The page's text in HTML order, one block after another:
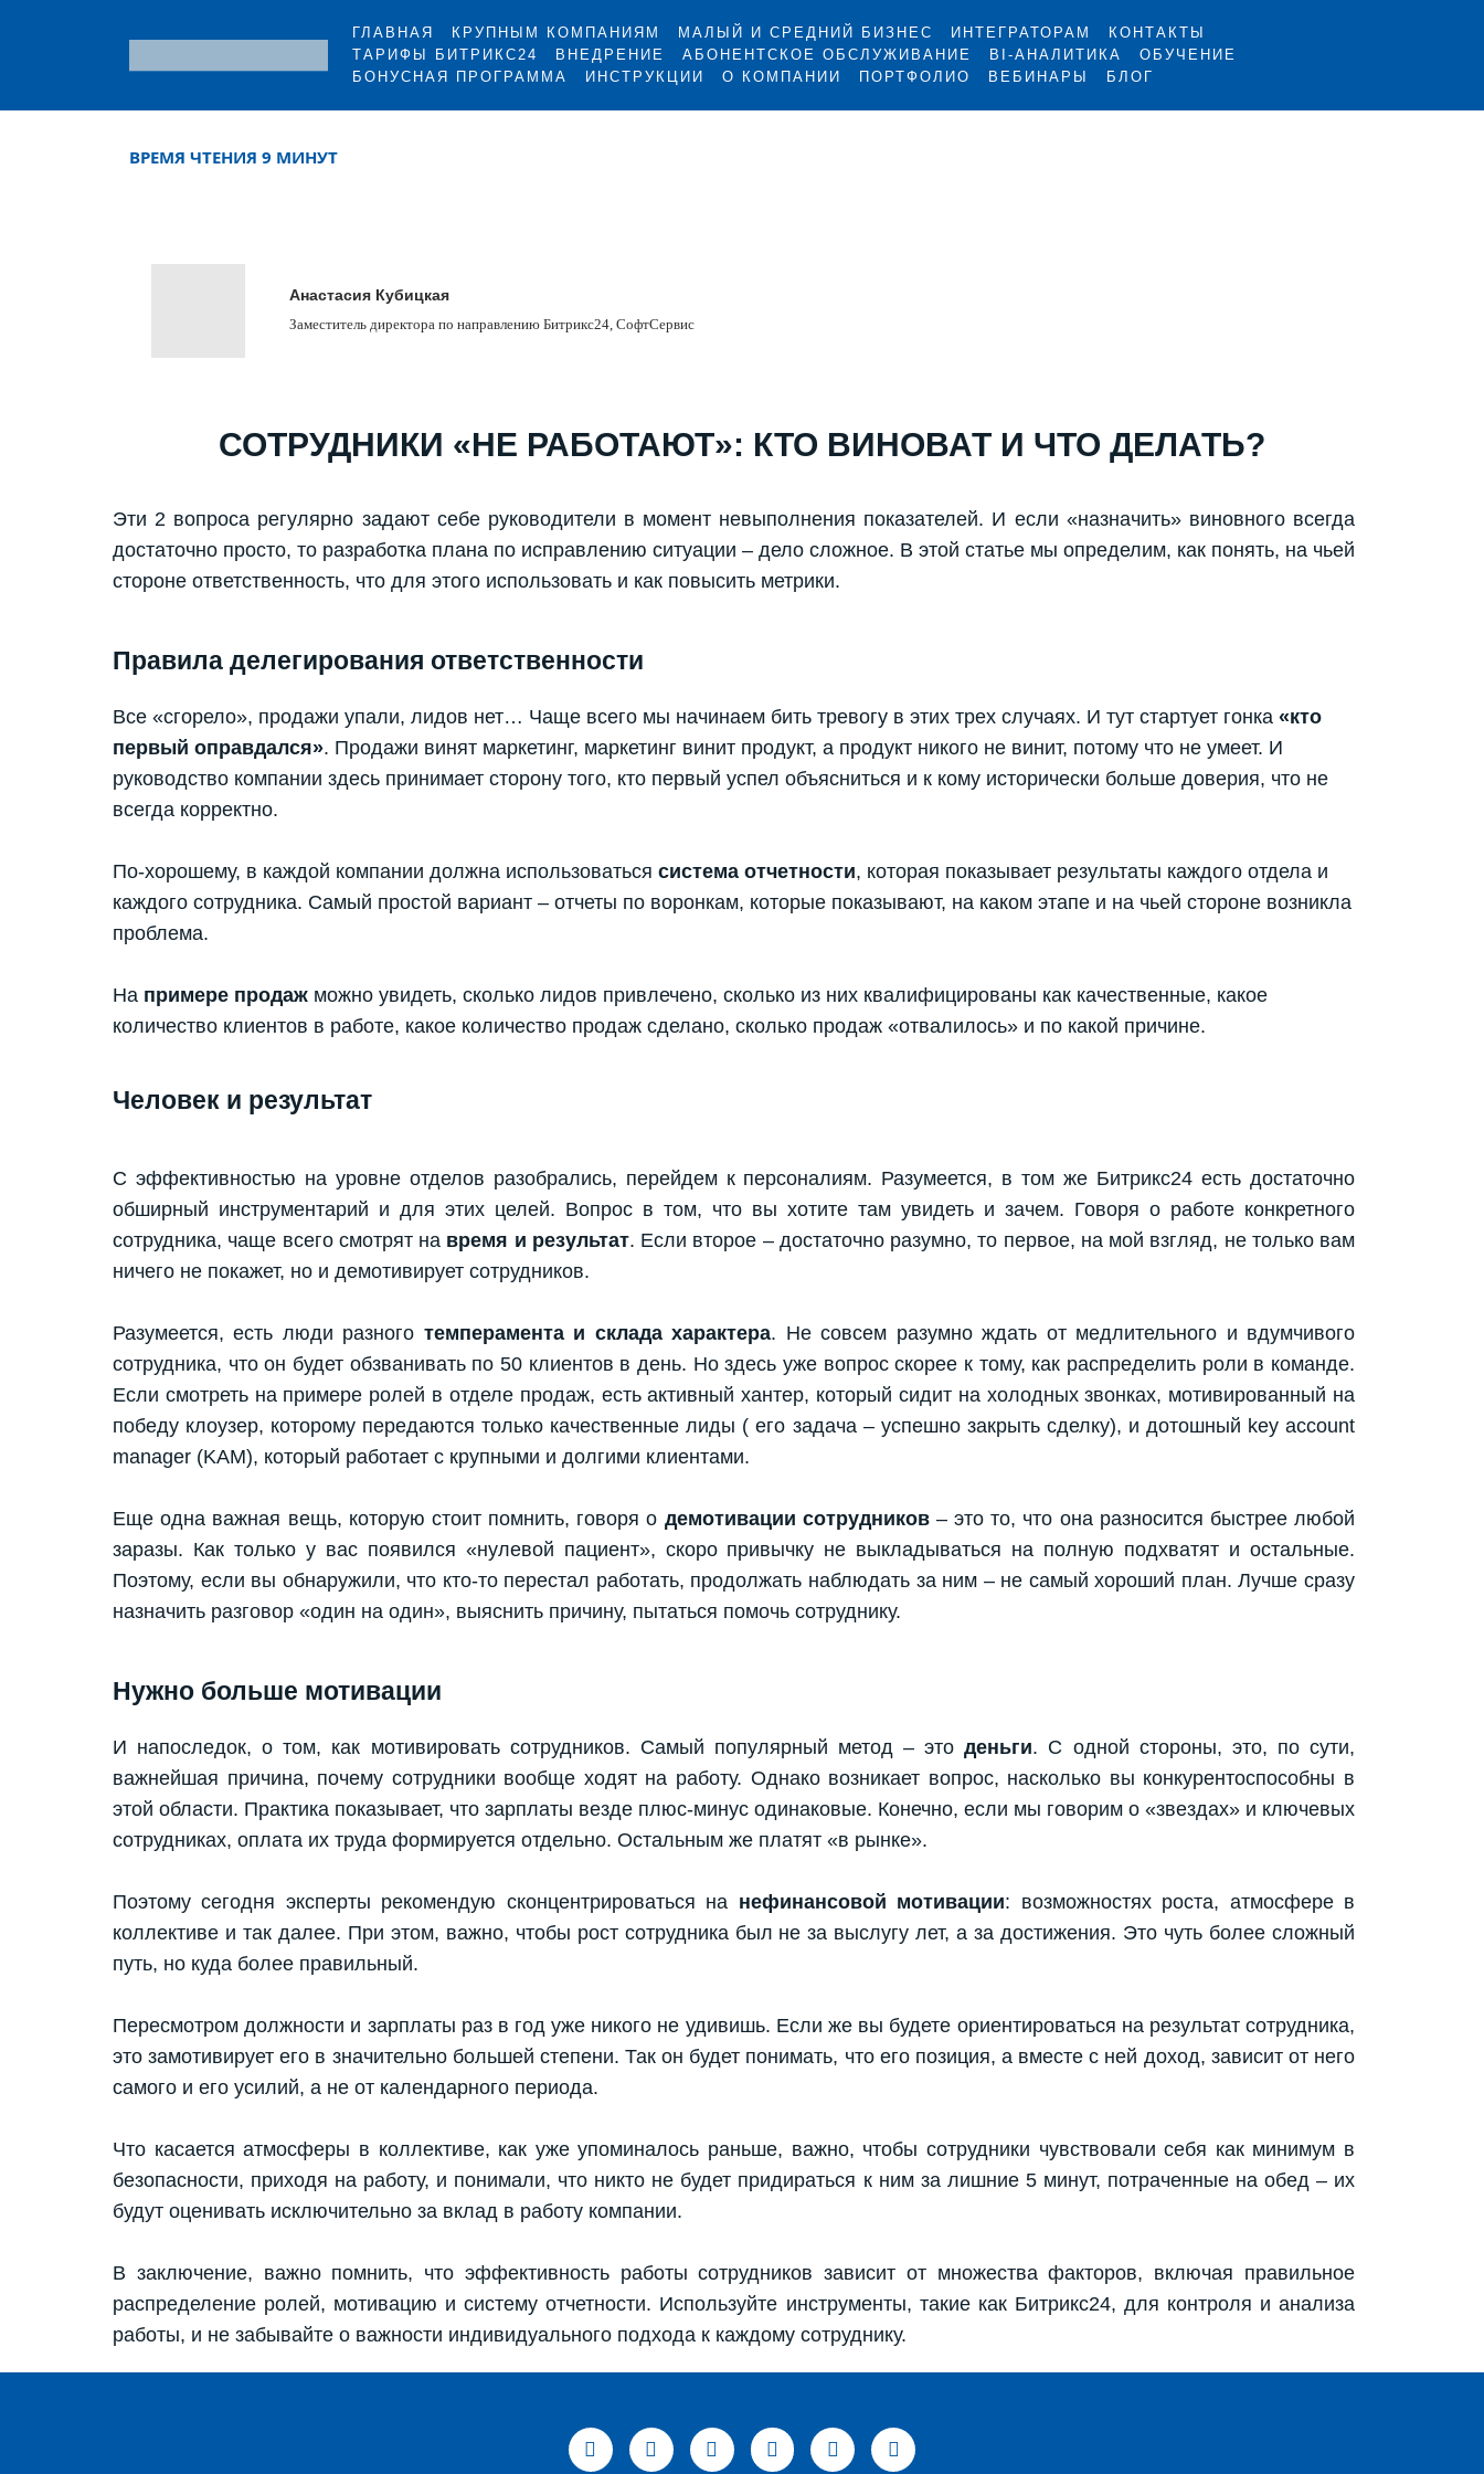
ГЛАВНАЯ КРУПНЫМ КОМПАНИЯМ МАЛЫЙ И СРЕДНИЙ БИЗНЕС ИНТЕГРАТОРАМ
КОНТАКТЫ
ТАРИФЫ БИТРИКС24
ВНЕДРЕНИЕ АБОНЕНТСКОЕ ОБСЛУЖИВАНИЕ BI-АНАЛИТИКА
ОБУЧЕНИЕ
БОНУСНАЯ ПРОГРАММА
ИНСТРУКЦИИ О КОМПАНИИ ПОРТФОЛИО ВЕБИНАРЫ БЛОГ
ВРЕМЯ ЧТЕНИЯ 9 МИНУТ
Анастасия Кубицкая
Заместитель директора по направлению Битрикс24, СофтСервис
СОТРУДНИКИ «НЕ РАБОТАЮТ»: КТО ВИНОВАТ И ЧТО ДЕЛАТЬ?
Эти 2 вопроса регулярно задают себе руководители в момент невыполнения показателей. И если «назначить» виновного всегда
достаточно просто, то разработка плана по исправлению ситуации – дело сложное. В этой статье мы определим, как понять, на чьей
стороне ответственность, что для этого использовать и как повысить метрики.
Правила делегирования ответственности
Все «сгорело», продажи упали, лидов нет… Чаще всего мы начинаем бить тревогу в этих трех случаях. И тут стартует гонка «кто
первый оправдался». Продажи винят маркетинг, маркетинг винит продукт, а продукт никого не винит, потому что не умеет. И
руководство компании здесь принимает сторону того, кто первый успел объясниться и к кому исторически больше доверия, что не
всегда корректно.
По-хорошему, в каждой компании должна использоваться система отчетности, которая показывает результаты каждого отдела и
каждого сотрудника. Самый простой вариант – отчеты по воронкам, которые показывают, на каком этапе и на чьей стороне возникла
проблема.
На примере продаж можно увидеть, сколько лидов привлечено, сколько из них квалифицированы как качественные, какое
количество клиентов в работе, какое количество продаж сделано, сколько продаж «отвалилось» и по какой причине.
Человек и результат
С эффективностью на уровне отделов разобрались, перейдем к персоналиям. Разумеется, в том же Битрикс24 есть достаточно
обширный инструментарий и для этих целей. Вопрос в том, что вы хотите там увидеть и зачем. Говоря о работе конкретного
сотрудника, чаще всего смотрят на время и результат. Если второе – достаточно разумно, то первое, на мой взгляд, не только вам
ничего не покажет, но и демотивирует сотрудников.
Разумеется, есть люди разного темперамента и склада характера. Не совсем разумно ждать от медлительного и вдумчивого
сотрудника, что он будет обзванивать по 50 клиентов в день. Но здесь уже вопрос скорее к тому, как распределить роли в команде.
Если смотреть на примере ролей в отделе продаж, есть активный хантер, который сидит на холодных звонках, мотивированный на
победу клоузер, которому передаются только качественные лиды ( его задача – успешно закрыть сделку), и дотошный key account
manager (KAM), который работает с крупными и долгими клиентами.
Еще одна важная вещь, которую стоит помнить, говоря о демотивации сотрудников– это то, что она разносится быстрее любой
заразы. Как только у вас появился «нулевой пациент», скоро привычку не выкладываться на полную подхватят и остальные.
Поэтому, если вы обнаружили, что кто-то перестал работать, продолжать наблюдать за ним – не самый хороший план. Лучше сразу
назначить разговор «один на один», выяснить причину, пытаться помочь сотруднику.
Нужно больше мотивации
И напоследок, о том, как мотивировать сотрудников. Самый популярный метод – этоденьги. С одной стороны, это, по сути,
важнейшая причина, почему сотрудники вообще ходят на работу. Однако возникает вопрос, насколько вы конкурентоспособны в
этой области. Практика показывает, что зарплаты везде плюс-минус одинаковые. Конечно, если мы говорим о «звездах» и ключевых
сотрудниках, оплата их труда формируется отдельно. Остальным же платят «в рынке».
Поэтому сегодня эксперты рекомендую сконцентрироваться на нефинансовой мотивации: возможностях роста, атмосфере в
коллективе и так далее. При этом, важно, чтобы рост сотрудника был не за выслугу лет, а за достижения. Это чуть более сложный
путь, но куда более правильный.
Пересмотром должности и зарплаты раз в год уже никого не удивишь. Если же вы будете ориентироваться на результат сотрудника,
это замотивирует его в значительно большей степени. Так он будет понимать, что его позиция, а вместе с ней доход, зависит от него
самого и его усилий, а не от календарного периода.
Что касается атмосферы в коллективе, как уже упоминалось раньше, важно, чтобы сотрудники чувствовали себя как минимум в
безопасности, приходя на работу, и понимали, что никто не будет придираться к ним за лишние 5 минут, потраченные на обед – их
будут оценивать исключительно за вклад в работу компании.
В заключение, важно помнить, что эффективность работы сотрудников зависит от множества факторов, включая правильное
распределение ролей, мотивацию и систему отчетности. Используйте инструменты, такие как Битрикс24, для контроля и анализа
работы, и не забывайте о важности индивидуального подхода к каждому сотруднику.